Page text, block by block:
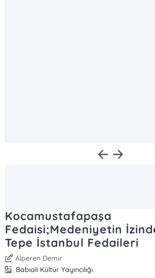
Kocamustafapaşa
Fedaisi;Medeniyetin
Tepe İstanbul Fedaileri
Alperen Demir
Babıali Kültür Yayıncılığı